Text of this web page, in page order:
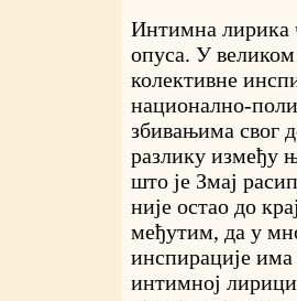
Интимна лирика
опуса. У великом
колективне
национално-
збивањима свог
разлику између
што је Змај
није остао до
међутим, да у
инспирације
интимној